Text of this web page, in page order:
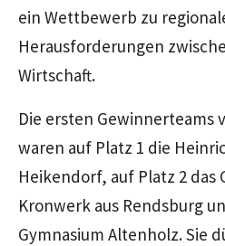
ein Wettbewerb zu
Herausforderungen
Wirtschaft.
Die ersten Gewinnerteams
waren auf Platz 1 die
Heikendorf, auf Platz 2 das
Kronwerk aus Rendsburg
Gymnasium Altenholz. Sie